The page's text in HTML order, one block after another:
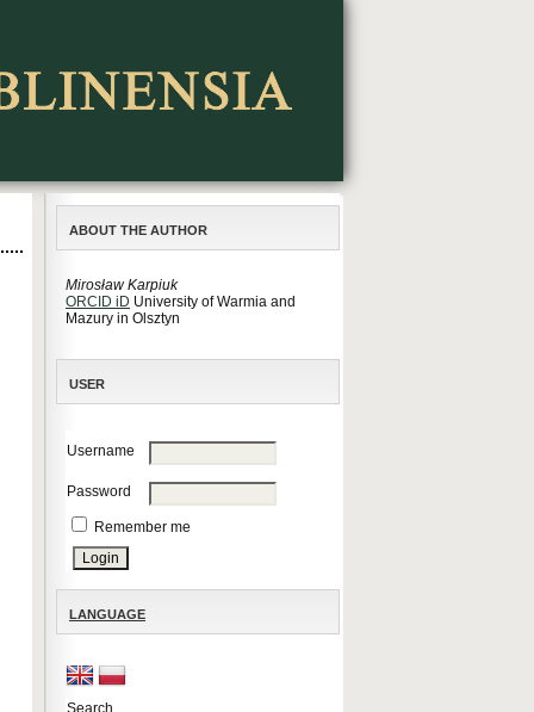
ABOUT THE AUTHOR
Mirosław Karpiuk
ORCID iD University of Warmia and
Mazury in Olsztyn
USER
Username
Password
Remember me
LANGUAGE
Search